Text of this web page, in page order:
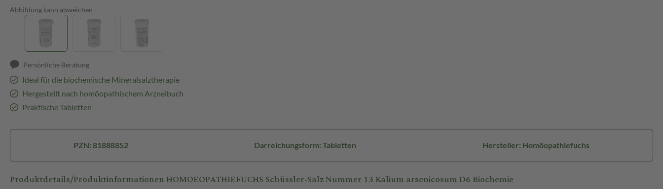
Abbildung kann abweichen
Persönliche Beratung
Ideal für die biochemische Mineralsalztherapie
Hergestellt nach homöopathischem Arzneibuch
Praktische Tabletten
PZN: 81888852 Darreichungsform: Tabletten Hersteller: Homöopathiefuchs
Produktdetails/Produktinformationen HOMOEOPATHIEFUCHS Schüssler-Salz Nummer 13 Kalium arsenicosum D6 Biochemie